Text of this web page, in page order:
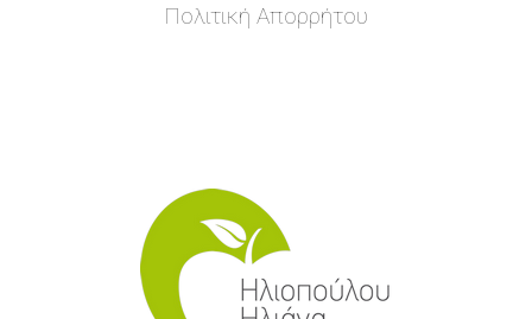
Πολιτική Απορρήτου